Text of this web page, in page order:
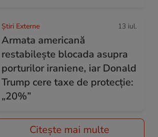
Știri Externe 13 iul.
Armata americană
restabilește blocada asupra
porturilor iraniene, iar Donald
Trump cere taxe de protecție:
„20%”
Citește mai multe